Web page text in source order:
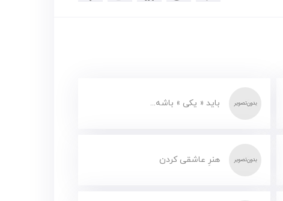
باید « یکی » باشه...
هنرِ عاشقی کردن